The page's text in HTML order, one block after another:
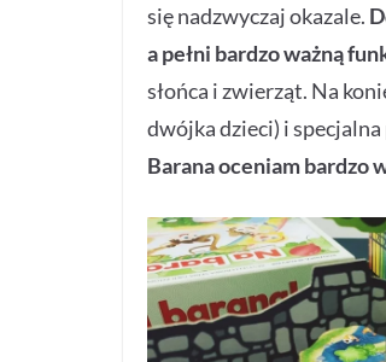
się nadzwyczaj okazale.
a pełni bardzo ważną
słońca i zwierząt. Na
dwójka dzieci) i
Barana oceniam bardzo